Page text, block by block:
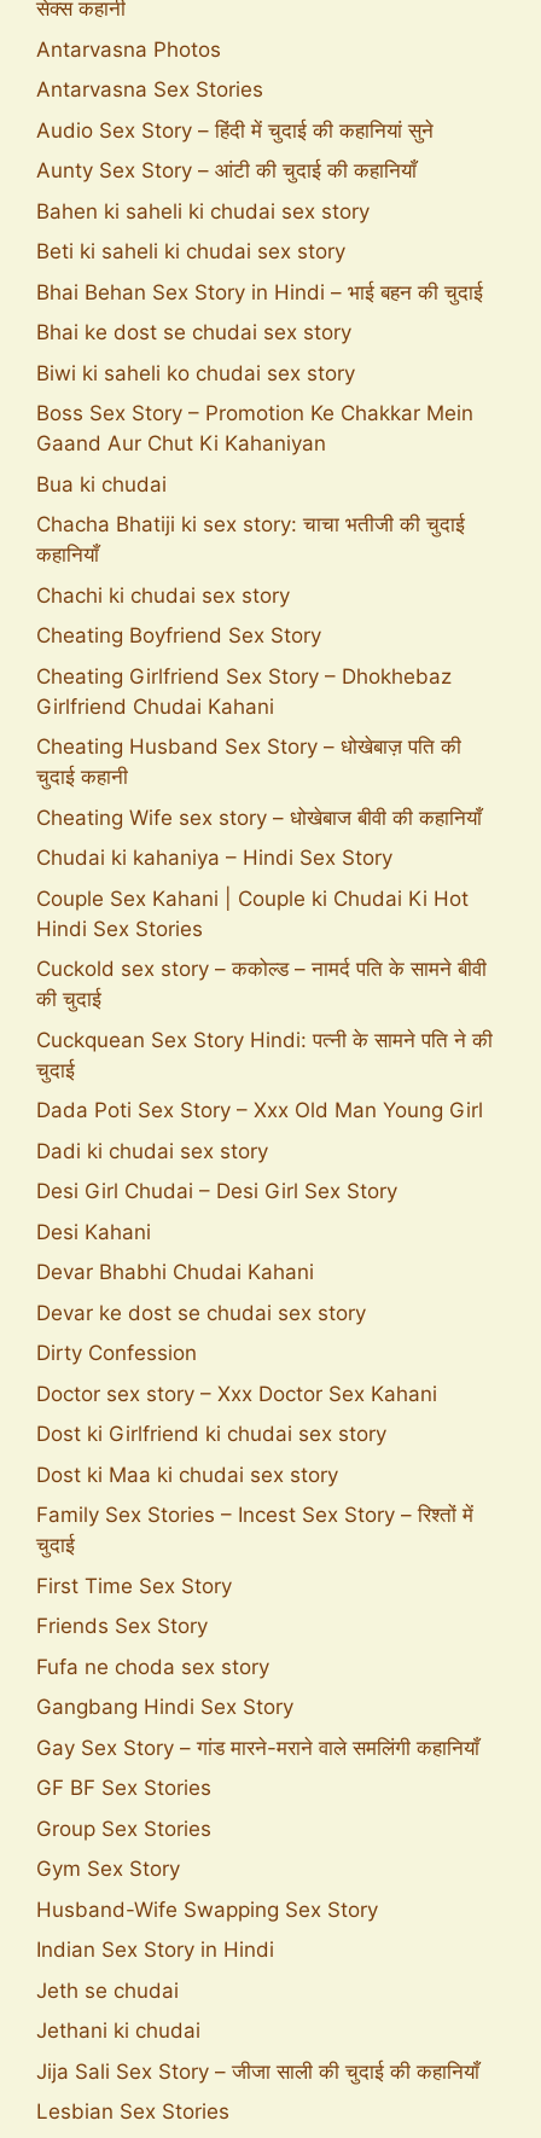
सेक्स कहानी
Antarvasna Photos
Antarvasna Sex Stories
Audio Sex Story – हिंदी में चुदाई की कहानियां सुने
Aunty Sex Story – आंटी की चुदाई की कहानियाँ
Bahen ki saheli ki chudai sex story
Beti ki saheli ki chudai sex story
Bhai Behan Sex Story in Hindi – भाई बहन की चुदाई
Bhai ke dost se chudai sex story
Biwi ki saheli ko chudai sex story
Boss Sex Story – Promotion Ke Chakkar Mein
Gaand Aur Chut Ki Kahaniyan
Bua ki chudai
Chacha Bhatiji ki sex story: चाचा भतीजी की चुदाई
कहानियाँ
Chachi ki chudai sex story
Cheating Boyfriend Sex Story
Cheating Girlfriend Sex Story – Dhokhebaz
Girlfriend Chudai Kahani
Cheating Husband Sex Story – धोखेबाज़ पति की
चुदाई कहानी
Cheating Wife sex story – धोखेबाज बीवी की कहानियाँ
Chudai ki kahaniya – Hindi Sex Story
Couple Sex Kahani | Couple ki Chudai Ki Hot
Hindi Sex Stories
Cuckold sex story – ककोल्ड – नामर्द पति के सामने बीवी
की चुदाई
Cuckquean Sex Story Hindi: पत्नी के सामने पति ने की
चुदाई
Dada Poti Sex Story – Xxx Old Man Young Girl
Dadi ki chudai sex story
Desi Girl Chudai – Desi Girl Sex Story
Desi Kahani
Devar Bhabhi Chudai Kahani
Devar ke dost se chudai sex story
Dirty Confession
Doctor sex story – Xxx Doctor Sex Kahani
Dost ki Girlfriend ki chudai sex story
Dost ki Maa ki chudai sex story
Family Sex Stories – Incest Sex Story – रिश्तों में
चुदाई
First Time Sex Story
Friends Sex Story
Fufa ne choda sex story
Gangbang Hindi Sex Story
Gay Sex Story – गांड मारने-मराने वाले समलिंगी कहानियाँ
GF BF Sex Stories
Group Sex Stories
Gym Sex Story
Husband-Wife Swapping Sex Story
Indian Sex Story in Hindi
Jeth se chudai
Jethani ki chudai
Jija Sali Sex Story – जीजा साली की चुदाई की कहानियाँ
Lesbian Sex Stories